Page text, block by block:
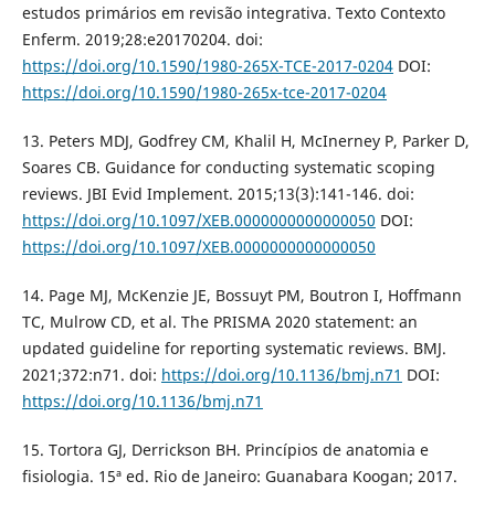
estudos primários em revisão integrativa. Texto Contexto
Enferm. 2019;28:e20170204. doi:
https://doi.org/10.1590/1980-265X-TCE-2017-0204DOI:
https://doi.org/10.1590/1980-265x-tce-2017-0204
13. Peters MDJ, Godfrey CM, Khalil H, McInerney P, Parker D,
Soares CB. Guidance for conducting systematic scoping
reviews. JBI Evid Implement. 2015;13(3):141-146. doi:
https://doi.org/10.1097/XEB.0000000000000050 DOI:
https://doi.org/10.1097/XEB.0000000000000050
14. Page MJ, McKenzie JE, Bossuyt PM, Boutron I, Hoffmann
TC, Mulrow CD, et al. The PRISMA 2020 statement: an
updated guideline for reporting systematic reviews. BMJ.
2021;372:n71. doi: https://doi.org/10.1136/bmj.n71 DOI:
https://doi.org/10.1136/bmj.n71
15. Tortora GJ, Derrickson BH. Princípios de anatomia e
fisiologia. 15ª ed. Rio de Janeiro: Guanabara Koogan; 2017.